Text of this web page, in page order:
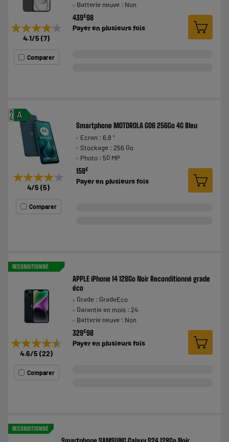
★★★★★
★★★★★
4.1/5 (7)
Comparer
Batterie neuve : Non
439€98
Payer en plusieurs fois
A
A
G
★★★★★
★★★★★
4/5 (5)
Comparer
Smartphone MOTOROLA G06 256Go 4G Bleu
Ecran : 6,8 "
Stockage : 256 Go
Photo : 50 MP
159€
Payer en plusieurs fois
RECONDITIONNÉ
★★★★★
★★★★★
4.6/5 (22)
Comparer
APPLE iPhone 14 128Go Noir Reconditionné grade
éco
Grade : GradeEco
Garantie en mois : 24
Batterie neuve : Non
329€98
Payer en plusieurs fois
RECONDITIONNÉ